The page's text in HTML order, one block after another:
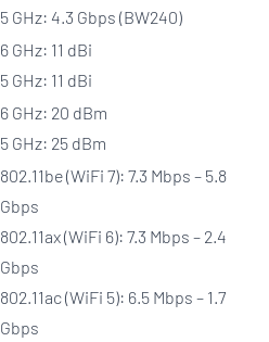
5 GHz: 4.3 Gbps (BW240)
6 GHz: 11 dBi
5 GHz: 11 dBi
6 GHz: 20 dBm
5 GHz: 25 dBm
802.11be (WiFi 7): 7.3 Mbps – 5.8
Gbps
802.11ax (WiFi 6): 7.3 Mbps – 2.4
Gbps
802.11ac (WiFi 5): 6.5 Mbps – 1.7
Gbps